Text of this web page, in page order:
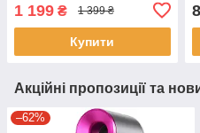
1 199 ₴ 1 399 ₴
Купити
Акційні пропозиції та
–62%